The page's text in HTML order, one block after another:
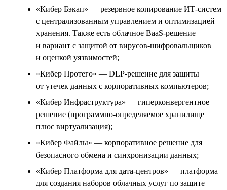
«Кибер Бэкап» — резервное копирование ИТ-систем
с централизованным управлением и оптимизацией
хранения. Также есть облачное BaaS-решение
и вариант с защитой от вирусов-шифровальщиков
и оценкой уязвимостей;
«Кибер Протего» — DLP-решение для защиты
от утечек данных с корпоративных компьютеров;
«Кибер Инфраструктура» — гиперконвергентное
решение (программно-определяемое хранилище
плюс виртуализация);
«Кибер Файлы» — корпоративное решение для
безопасного обмена и синхронизации данных;
«Кибер Платформа для дата-центров» — платформа
для создания наборов облачных услуг по защите